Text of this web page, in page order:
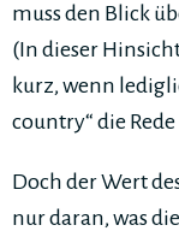
muss den Blick
(In dieser
kurz, wenn
country“ die Rede
Doch der Wert
nur daran, was